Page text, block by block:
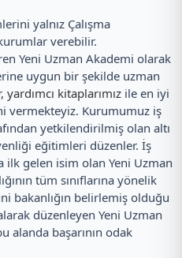
yalnız Çalışma
verebilir.
Yeni Uzman Akademi olarak
uygun bir şekilde uzman
yardımcı kitaplarımız ile en iyi
vermekteyiz. Kurumumuz iş
yetkilendirilmiş olan altı
eğitimleri düzenler. İş
ilk gelen isim olan Yeni Uzman
tüm sınıflarına yönelik
bakanlığın belirlemiş olduğu
düzenleyen Yeni Uzman
alanda başarının odak